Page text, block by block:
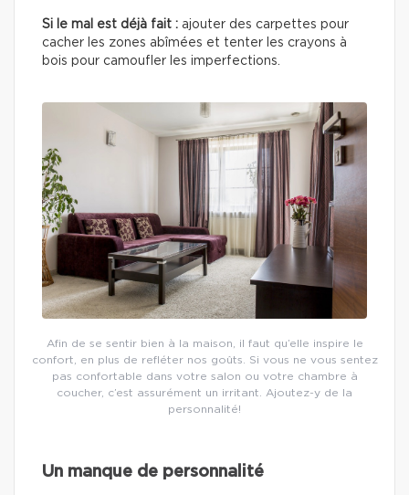
Si le mal est déjà fait : ajouter des carpettes pour
cacher les zones abîmées et tenter les crayons à
bois pour camoufler les imperfections.
Afin de se sentir bien à la maison, il faut qu’elle inspire le
confort, en plus de refléter nos goûts. Si vous ne vous sentez
pas confortable dans votre salon ou votre chambre à
coucher, c’est assurément un irritant. Ajoutez-y de la
personnalité!
Un manque de personnalité